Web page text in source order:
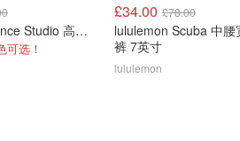
lululemon Dance Studio 高腰短裤 3.5英寸
可选！
£34.00 £78.00
lululemon Scuba 中腰
裤 7英寸
lululemon